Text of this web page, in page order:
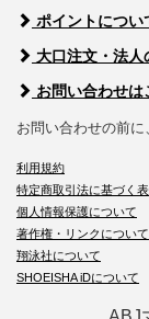
ポイントについ
大口注文・法人
お問い合わせは
お問い合わせの前に
利用規約
特定商取引法に基づく
個人情報保護について
著作権・リンクについて
翔泳社について
SHOEISHA iDについて